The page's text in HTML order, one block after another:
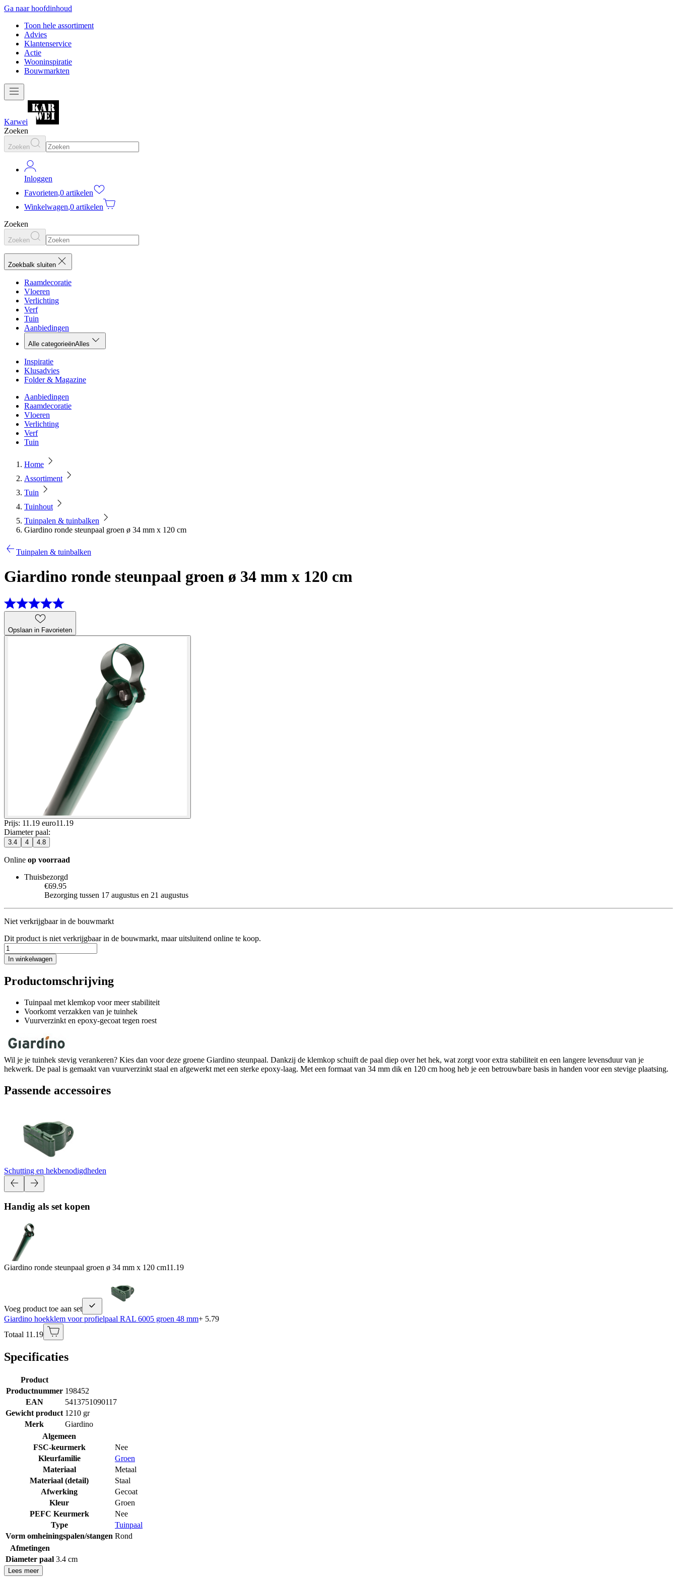
Ga naar hoofdinhoud
Toon hele assortiment
Advies
Klantenservice
Actie
Wooninspiratie
Bouwmarkten
Karwei
Zoeken
Zoeken
Inloggen
Favorieten,0 artikelen
Winkelwagen,0 artikelen
Zoeken
Zoeken
Zoekbalk sluiten
Raamdecoratie
Vloeren
Verlichting
Verf
Tuin
Aanbiedingen
Alle categorieënAlles
Inspiratie
Klusadvies
Folder & Magazine
Aanbiedingen
Raamdecoratie
Vloeren
Verlichting
Verf
Tuin
Home
Assortiment
Tuin
Tuinhout
Tuinpalen & tuinbalken
Giardino ronde steunpaal groen ø 34 mm x 120 cm
Tuinpalen & tuinbalken
Giardino ronde steunpaal groen ø 34 mm x 120 cm
Opslaan in Favorieten
Prijs: 11.19 euro11 .19
Diameter paal:
3.4 4 4.8
Online op voorraad
Thuisbezorgd
€69.95
Bezorging tussen 17 augustus en 21 augustus
Niet verkrijgbaar in de bouwmarkt
Dit product is niet verkrijgbaar in de bouwmarkt, maar uitsluitend online te koop.
In winkelwagen
Productomschrijving
Tuinpaal met klemkop voor meer stabiliteit
Voorkomt verzakken van je tuinhek
Vuurverzinkt en epoxy-gecoat tegen roest
Wil je je tuinhek stevig verankeren? Kies dan voor deze groene Giardino steunpaal. Dankzij de klemkop schuift de paal diep over het hek, wat zorgt voor extra stabiliteit en een langere levensduur van je
hekwerk. De paal is gemaakt van vuurverzinkt staal en afgewerkt met een sterke epoxy-laag. Met een formaat van 34 mm dik en 120 cm hoog heb je een betrouwbare basis in handen voor een stevige plaatsing.
Passende accessoires
Schutting en hekbenodigdheden
Handig als set kopen
Giardino ronde steunpaal groen ø 34 mm x 120 cm11.19
Voeg product toe aan set
Giardino hoekklem voor profielpaal RAL 6005 groen 48 mm+ 5.79
Totaal 11.19
Specificaties
Product
Productnummer 198452
EAN
5413751090117
Gewicht product 1210 gr
Merk
Giardino
Algemeen
FSC-keurmerk
Nee
Kleurfamilie
Groen
Materiaal
Metaal
Materiaal (detail)
Staal
Afwerking
Gecoat
Kleur
Groen
PEFC Keurmerk
Nee
Type
Tuinpaal
Vorm omheiningspalen/stangen Rond
Afmetingen
Diameter paal 3.4 cm
Lees meer